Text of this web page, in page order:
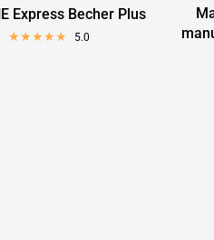
Express Becher Plus
5.0